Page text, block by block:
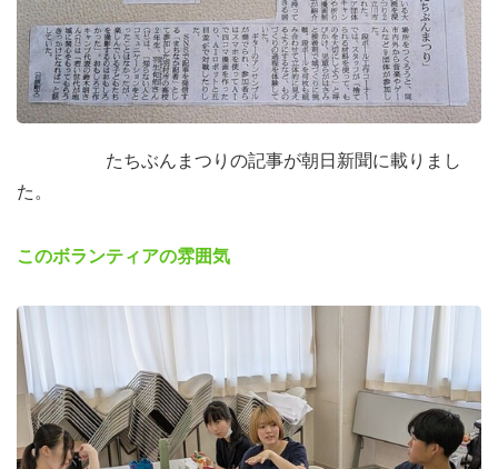
たちぶんまつりの記事が朝日新聞に載りまし
た。
このボランティアの雰囲気